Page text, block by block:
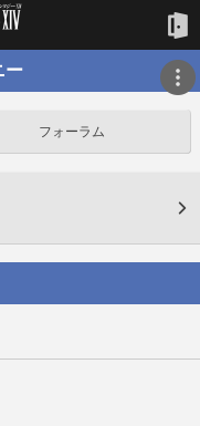
ー
フォーラム